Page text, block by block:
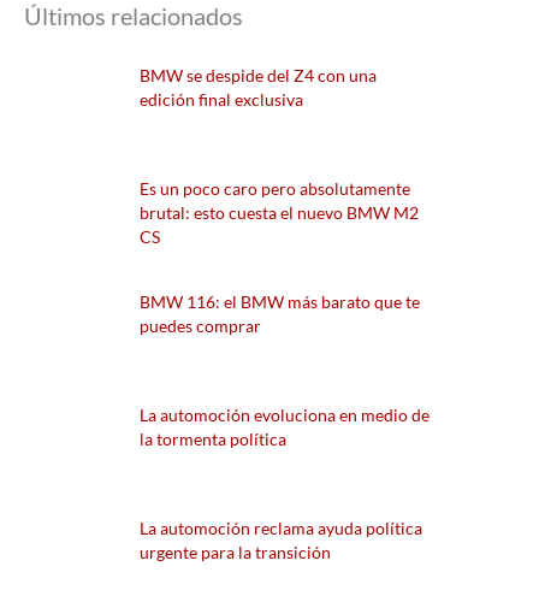
Últimos relacionados
BMW se despide del Z4 con una
edición final exclusiva
Es un poco caro pero absolutamente
brutal: esto cuesta el nuevo BMW M2
CS
BMW 116: el BMW más barato que te
puedes comprar
La automoción evoluciona en medio de
la tormenta política
La automoción reclama ayuda política
urgente para la transición